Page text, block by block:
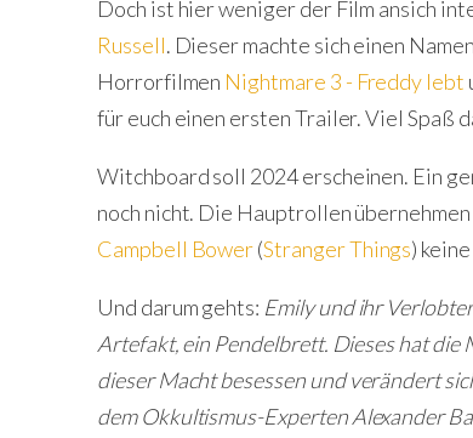
Doch ist hier weniger der Film ansich
Russell. Dieser machte sich einen
Horrorfilmen Nightmare 3 - Freddy lebt
für euch einen ersten Trailer. Viel Spaß
Witchboard soll 2024 erscheinen. Ein
noch nicht. Die Hauptrollen
Campbell Bower(Stranger Things)
Und darum gehts: Emily und ihr
Artefakt, ein Pendelbrett. Dieses hat die
dieser Macht besessen und verändert
dem Okkultismus-Experten Alexander